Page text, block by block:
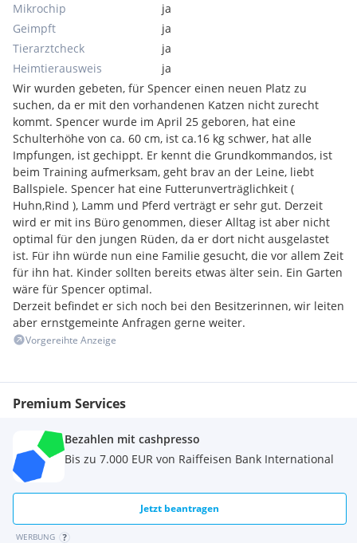
Mikrochip
ja
Geimpft
ja
Tierarztcheck
ja
Heimtierausweis
ja
Wir wurden gebeten, für Spencer einen neuen Platz zu
suchen, da er mit den vorhandenen Katzen nicht zurecht
kommt. Spencer wurde im April 25 geboren, hat eine
Schulterhöhe von ca. 60 cm, ist ca.16 kg schwer, hat alle
Impfungen, ist gechippt. Er kennt die Grundkommandos, ist
beim Training aufmerksam, geht brav an der Leine, liebt
Ballspiele. Spencer hat eine Futterunverträglichkeit (
Huhn,Rind ), Lamm und Pferd verträgt er sehr gut. Derzeit
wird er mit ins Büro genommen, dieser Alltag ist aber nicht
optimal für den jungen Rüden, da er dort nicht ausgelastet
ist. Für ihn würde nun eine Familie gesucht, die vor allem Zeit
für ihn hat. Kinder sollten bereits etwas älter sein. Ein Garten
wäre für Spencer optimal.
Derzeit befindet er sich noch bei den Besitzerinnen, wir leiten
aber ernstgemeinte Anfragen gerne weiter.
Vorgereihte Anzeige
Premium Services
Bezahlen mit cashpresso
Bis zu 7.000 EUR von Raiffeisen Bank International
Jetzt beantragen
WERBUNG